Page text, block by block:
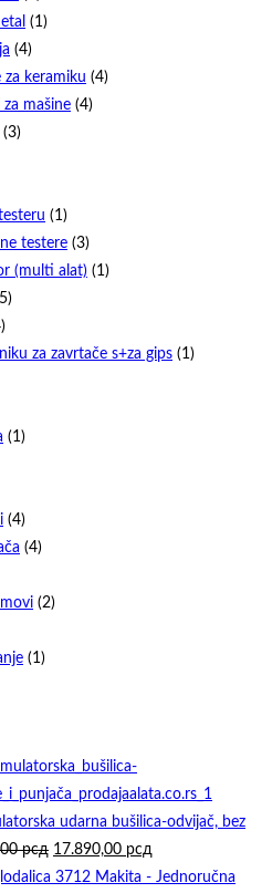
(1)
(4)
za keramiku (4)
mašine (4)
(3)
(1)
testere (3)
(multi alat) (1)
za zavrtače s+za gips (1)
(1)
(4)
(4)
(2)
(1)
udarna bušilica-odvijač, bez
рсд Originalna
cena
17.890,00 рсд
cena
Makita - Jednoručna